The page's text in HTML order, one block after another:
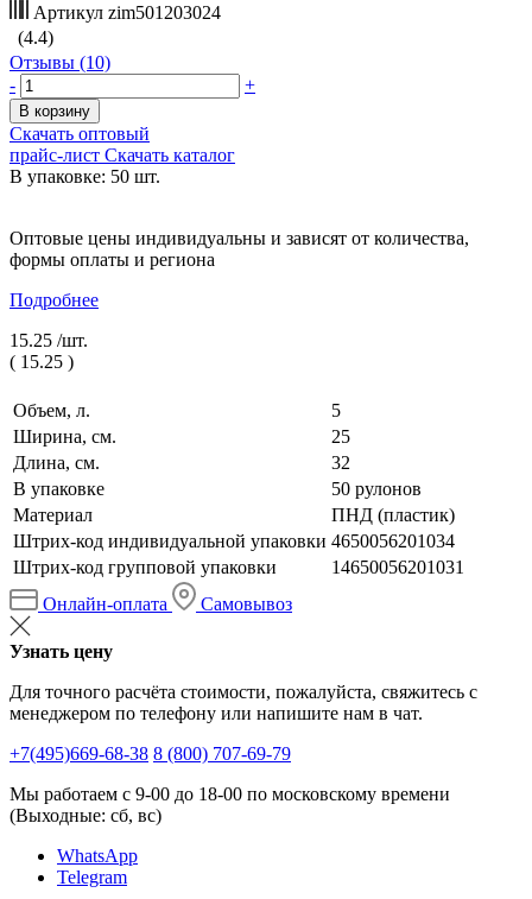
Артикул zim501203024
(4.4)
Отзывы (10)
-
+
В корзину
Скачать оптовый
прайс-лист Скачать каталог
В упаковке: 50 шт.
Оптовые цены индивидуальны и зависят от количества,
формы оплаты и региона
Подробнее
15.25 /шт.
( 15.25 )
Объем, л.
5
Ширина, см.
25
Длина, см.
32
В упаковке
50 рулонов
Материал
ПНД (пластик)
Штрих-код индивидуальной упаковки 4650056201034
Штрих-код групповой упаковки
14650056201031
Онлайн-оплата
Самовывоз
Узнать цену
Для точного расчёта стоимости, пожалуйста, свяжитесь с
менеджером по телефону или напишите нам в чат.
+7(495)669-68-38 8 (800) 707-69-79
Мы работаем с 9-00 до 18-00 по московскому времени
(Выходные: сб, вс)
WhatsApp
Telegram